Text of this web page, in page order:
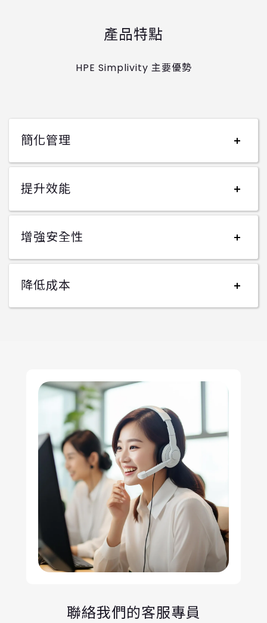
產品特點
HPE Simplivity 主要優勢
簡化管理
提升效能
增強安全性
降低成本
聯絡我們的客服專員